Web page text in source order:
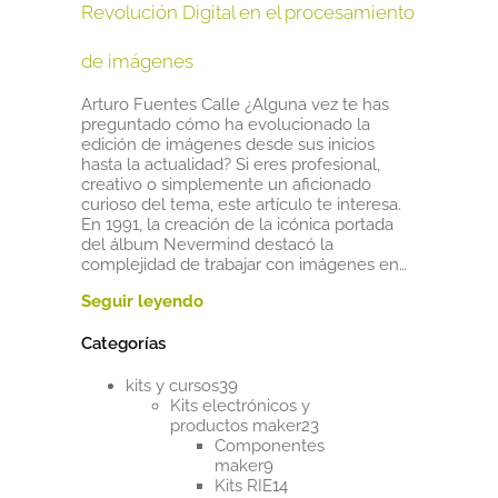
Revolución Digital en el procesamiento
de imágenes
Arturo Fuentes Calle ¿Alguna vez te has
preguntado cómo ha evolucionado la
edición de imágenes desde sus inicios
hasta la actualidad? Si eres profesional,
creativo o simplemente un aficionado
curioso del tema, este artículo te interesa.
En 1991, la creación de la icónica portada
del álbum Nevermind destacó la
complejidad de trabajar con imágenes en…
Categorías
kits y cursos3939
productos
Kits electrónicos y
productos maker2323
productos
Componentes
maker99
productos
Kits RIE1414